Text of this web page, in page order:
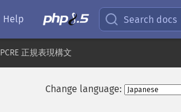
Help Search docs
PCRE 正規表現構文
Change language: